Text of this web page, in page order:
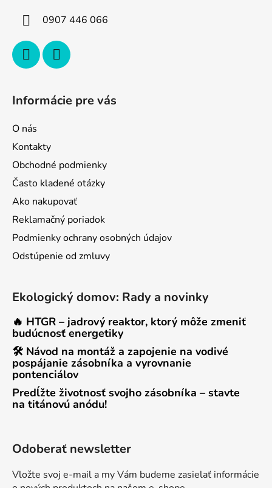
0907 446 066
Informácie pre vás
O nás
Kontakty
Obchodné podmienky
Často kladené otázky
Ako nakupovať
Reklamačný poriadok
Podmienky ochrany osobných údajov
Odstúpenie od zmluvy
Ekologický domov: Rady a novinky
🔥 HTGR – jadrový reaktor, ktorý môže zmeniť
budúcnosť energetiky
🛠 Návod na montáž a zapojenie na vodivé
pospájanie zásobníka a vyrovnanie
pontenciálov
Predĺžte životnosť svojho zásobníka – stavte
na titánovú anódu!
Odoberať newsletter
Vložte svoj e-mail a my Vám budeme zasielať informácie